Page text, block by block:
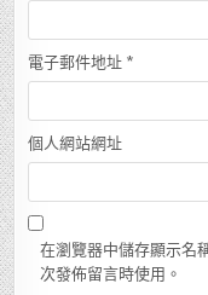
電子郵件地址 *
個人網站網址
在瀏覽器中儲存顯示名
次發佈留言時使用。